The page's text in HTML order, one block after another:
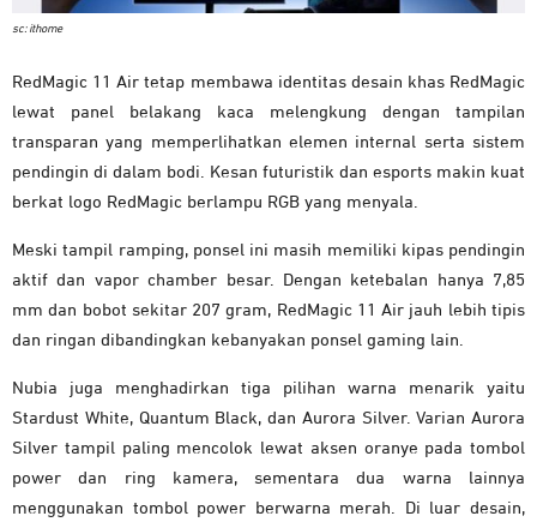
sc: ithome
RedMagic 11 Air tetap membawa identitas desain khas RedMagic
lewat panel belakang kaca melengkung dengan tampilan
transparan yang memperlihatkan elemen internal serta sistem
pendingin di dalam bodi. Kesan futuristik dan esports makin kuat
berkat logo RedMagic berlampu RGB yang menyala.
Meski tampil ramping, ponsel ini masih memiliki kipas pendingin
aktif dan vapor chamber besar. Dengan ketebalan hanya 7,85
mm dan bobot sekitar 207 gram, RedMagic 11 Air jauh lebih tipis
dan ringan dibandingkan kebanyakan ponsel gaming lain.
Nubia juga menghadirkan tiga pilihan warna menarik yaitu
Stardust White, Quantum Black, dan Aurora Silver. Varian Aurora
Silver tampil paling mencolok lewat aksen oranye pada tombol
power dan ring kamera, sementara dua warna lainnya
menggunakan tombol power berwarna merah. Di luar desain,